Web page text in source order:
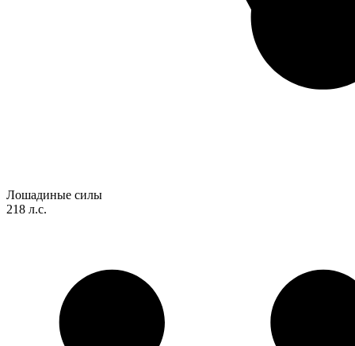
Лошадиные силы
218 л.с.